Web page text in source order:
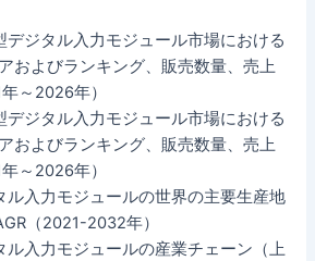
ジタル入力モジュール市場における
およびランキング、販売数量、売上
～2026年）
ジタル入力モジュール市場における
およびランキング、販売数量、売上
～2026年）
ル入力モジュールの世界の主要生産地
（2021-2032年）
ル入力モジュールの産業チェーン（上